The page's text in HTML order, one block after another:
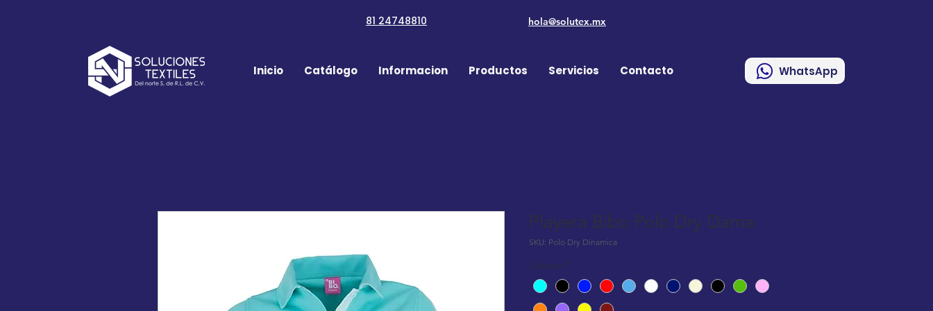
81 24748810 hola@solutex.mx
Inicio Catálogo Informacion Productos Servicios Contacto WhatsApp
Playera Bibo Polo Dry Dama
SKU: Polo Dry Dinamica
Colores *